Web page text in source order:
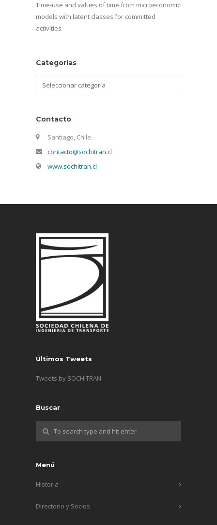
Time-use and values of time from microeconomic
models with latent classes for committed
activities
Categorías
Contacto
Santiago, Chile.
contacto@sochitran.cl
www.sochitran.cl
Últimos Tweets
Tweets by SOCHITRAN
Buscar
Menú
Historia
Directorio y Socios